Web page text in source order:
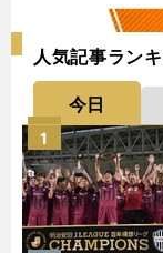
人気記事ラン
今日
1